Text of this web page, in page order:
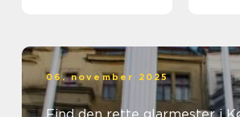
06. november 2025